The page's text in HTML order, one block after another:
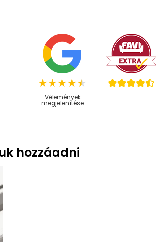
Vélemények
megjelenítése
hozzáadni